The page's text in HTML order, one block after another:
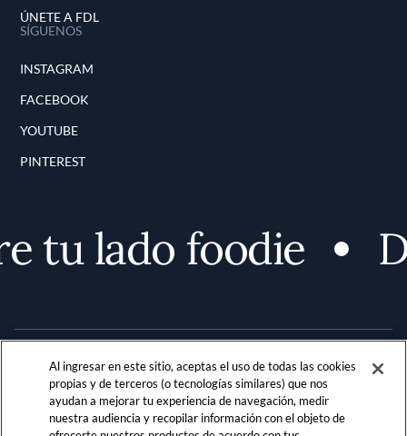
ÚNETE A FDL
SÍGUENOS
INSTAGRAM
FACEBOOK
YOUTUBE
PINTEREST
tu lado foodie
Terms and Conditions
Al ingresar en este sitio, aceptas el uso de todas las cookies
propias y de terceros (o tecnologías similares) que nos
ayudan a mejorar tu experiencia de navegación, medir
nuestra audiencia y recopilar información con el objeto de